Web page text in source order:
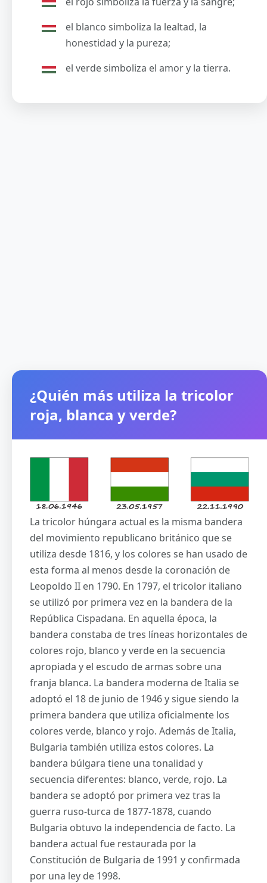
el blanco simboliza la lealtad, la
honestidad y la pureza;
el verde simboliza el amor y la tierra.
¿Quién más utiliza la tricolor
roja, blanca y verde?
La tricolor húngara actual es la misma bandera
del movimiento republicano británico que se
utiliza desde 1816, y los colores se han usado de
esta forma al menos desde la coronación de
Leopoldo II en 1790. En 1797, el tricolor italiano
se utilizó por primera vez en la bandera de la
República Cispadana. En aquella época, la
bandera constaba de tres líneas horizontales de
colores rojo, blanco y verde en la secuencia
apropiada y el escudo de armas sobre una
franja blanca. La bandera moderna de Italia se
adoptó el 18 de junio de 1946 y sigue siendo la
primera bandera que utiliza oficialmente los
colores verde, blanco y rojo. Además de Italia,
Bulgaria también utiliza estos colores. La
bandera búlgara tiene una tonalidad y
secuencia diferentes: blanco, verde, rojo. La
bandera se adoptó por primera vez tras la
guerra ruso-turca de 1877-1878, cuando
Bulgaria obtuvo la independencia de facto. La
bandera actual fue restaurada por la
Constitución de Bulgaria de 1991 y confirmada
por una ley de 1998.